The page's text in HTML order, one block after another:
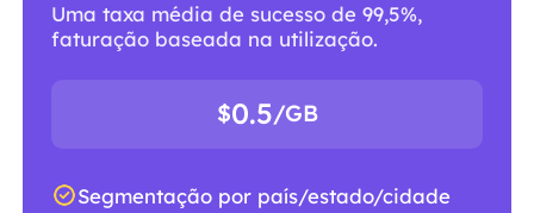
Uma taxa média de sucesso de 99,5%,
faturação baseada na utilização.
$0.5/GB
Segmentação por país/estado/cidade